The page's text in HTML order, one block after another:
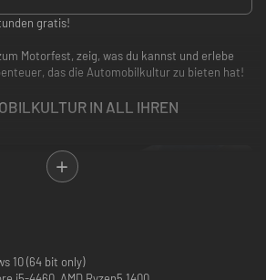
gratis!
Motorfest, zeig, was du kannst und erlebe
das die Automobilkultur zu bieten hat!
IN ALL IHREN
10 (64 bit only)